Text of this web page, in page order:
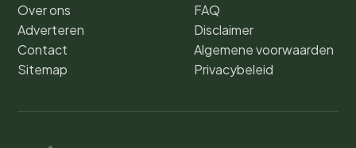
Over ons
Adverteren
Contact
Sitemap
FAQ
Disclaimer
Algemene voorwaarden
Privacybeleid